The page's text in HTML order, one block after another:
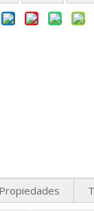
Propiedades